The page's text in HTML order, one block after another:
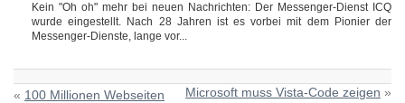
Kein "Oh oh" mehr bei neuen Nachrichten: Der Messenger-Dienst ICQ
wurde eingestellt. Nach 28 Jahren ist es vorbei mit dem Pionier der
Messenger-Dienste, lange vor...
« 100 Millionen Webseiten Microsoft muss Vista-Code zeigen »